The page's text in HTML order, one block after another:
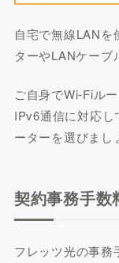
自宅で無線LANを
ターやLANケーブ
ご自身でWi-Fiル
IPv6通信に対応
ーターを選びまし
契約事務手数
フレッツ光の事務